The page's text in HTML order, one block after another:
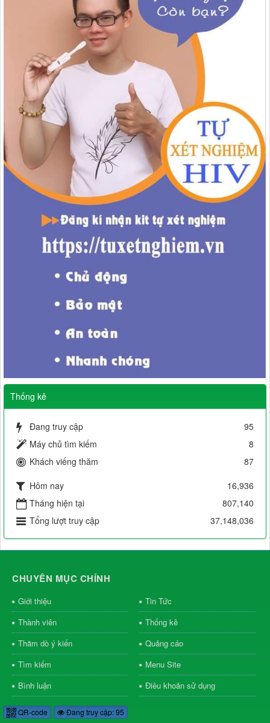
Thống kê
Đang truy cập
95
Máy chủ tìm kiếm
8
Khách viếng thăm
87
Hôm nay
16,936
Tháng hiện tại
807,140
Tổng lượt truy cập
37,148,036
CHUYÊN MỤC CHÍNH
Giới thiệu
Tin Tức
Thành viên
Thống kê
Thăm dò ý kiến
Quảng cáo
Tìm kiếm
Menu Site
Bình luận
Điều khoản sử dụng
QR-code Đang truy cập: 95